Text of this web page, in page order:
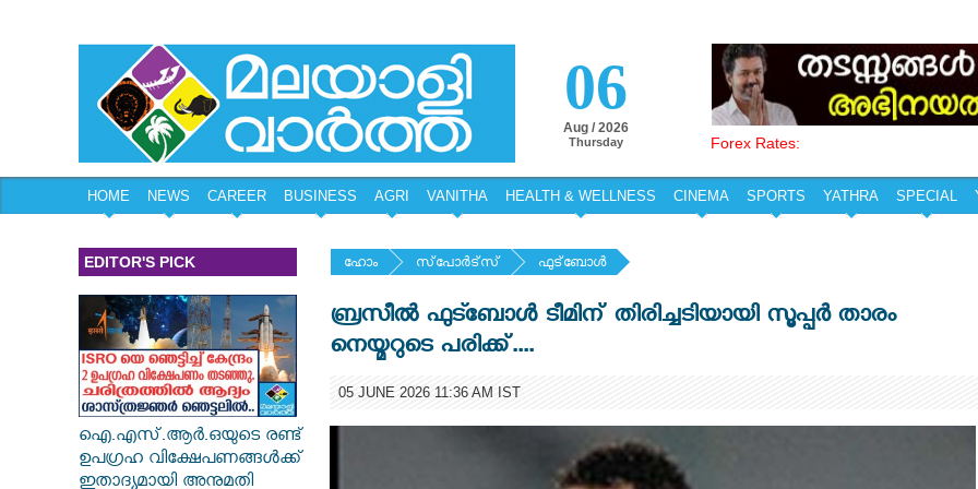
06
Aug / 2026
Thursday Forex Rates:
HOME NEWS CAREER BUSINESS AGRI VANITHA HEALTH & WELLNESS CINEMA SPORTS YATHRA SPECIAL
EDITOR'S PICK
ഐ.എസ്.ആർ.ഒയുടെ രണ്ട്
ഉപഗ്രഹ വിക്ഷേപണങ്ങൾക്ക്
ഹോം സ്‌പോര്‍ട്‌സ് ഫുട്‌ബോള്‍
ബ്രസീൽ ഫുട്ബോൾ ടീമിന് തിരിച്ചടിയായി സൂപ്പർ താരം
നെയ്മറുടെ പരിക്ക്....
05 JUNE 2026 11:36 AM IST